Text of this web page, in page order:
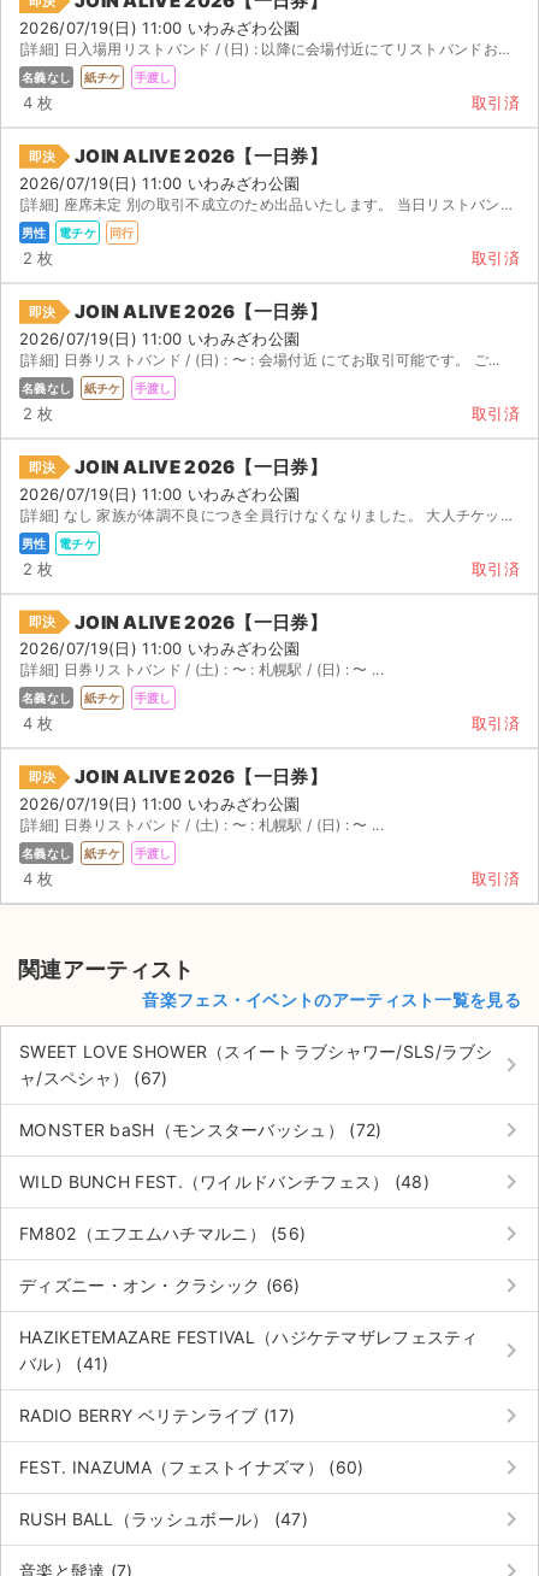
2026/07/19(日) 11:00 いわみざわ公園
[詳細] 日入場用リストバンド / (日) : 以降に会場付近にてリストバンドお渡しいたしま...
名義なし 紙チケ 手渡し
4 枚 取引済
即決 JOIN ALIVE 2026【一日券】
2026/07/19(日) 11:00 いわみざわ公園
[詳細] 座席未定 別の取引不成立のため出品いたします。 当日リストバンドでのお渡しとなります。 お...
男性 電チケ 同行
2 枚 取引済
即決 JOIN ALIVE 2026【一日券】
2026/07/19(日) 11:00 いわみざわ公園
[詳細] 日券リストバンド / (日) : 〜 : 会場付近 にてお取引可能です。 ご...
名義なし 紙チケ 手渡し
2 枚 取引済
即決 JOIN ALIVE 2026【一日券】
2026/07/19(日) 11:00 いわみざわ公園
[詳細] なし 家族が体調不良につき全員行けなくなりました。 大人チケット 枚。うち 枚は子供入場券つい...
男性 電チケ
2 枚 取引済
即決 JOIN ALIVE 2026【一日券】
2026/07/19(日) 11:00 いわみざわ公園
[詳細] 日券リストバンド / (土) : 〜 : 札幌駅 / (日) : 〜 ...
名義なし 紙チケ 手渡し
4 枚 取引済
即決 JOIN ALIVE 2026【一日券】
2026/07/19(日) 11:00 いわみざわ公園
[詳細] 日券リストバンド / (土) : 〜 : 札幌駅 / (日) : 〜 ...
名義なし 紙チケ 手渡し
4 枚 取引済
関連アーティスト
音楽フェス・イベントのアーティスト一覧を見る
SWEET LOVE SHOWER（スイートラブシャワー/SLS/ラブシ
ャ/スペシャ） (67)
keyboard_arrow_right
MONSTER baSH（モンスターバッシュ） (72) keyboard_arrow_right
WILD BUNCH FEST.（ワイルドバンチフェス） (48) keyboard_arrow_right
FM802（エフエムハチマルニ） (56) keyboard_arrow_right
ディズニー・オン・クラシック (66) keyboard_arrow_right
HAZIKETEMAZARE FESTIVAL（ハジケテマザレフェスティ
バル） (41)
keyboard_arrow_right
RADIO BERRY ベリテンライブ (17) keyboard_arrow_right
FEST. INAZUMA（フェストイナズマ） (60) keyboard_arrow_right
RUSH BALL（ラッシュボール） (47) keyboard_arrow_right
音楽と髭達 (7)